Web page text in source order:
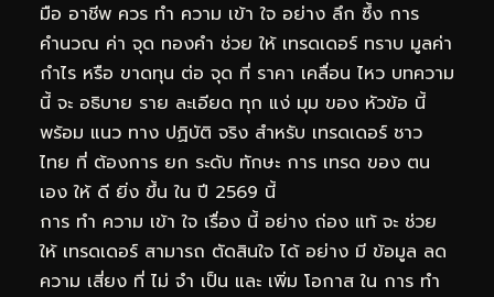
มือ อาชีพ ควร ทำ ความ เข้า ใจ อย่าง ลึก ซึ้ง การ
คำนวณ ค่า จุด ทองคำ ช่วย ให้ เทรดเดอร์ ทราบ มูลค่า
กำไร หรือ ขาดทุน ต่อ จุด ที่ ราคา เคลื่อน ไหว บทความ
นี้ จะ อธิบาย ราย ละเอียด ทุก แง่ มุม ของ หัวข้อ นี้
พร้อม แนว ทาง ปฏิบัติ จริง สำหรับ เทรดเดอร์ ชาว
ไทย ที่ ต้องการ ยก ระดับ ทักษะ การ เทรด ของ ตน
เอง ให้ ดี ยิ่ง ขึ้น ใน ปี 2569 นี้
การ ทำ ความ เข้า ใจ เรื่อง นี้ อย่าง ถ่อง แท้ จะ ช่วย
ให้ เทรดเดอร์ สามารถ ตัดสินใจ ได้ อย่าง มี ข้อมูล ลด
ความ เสี่ยง ที่ ไม่ จำ เป็น และ เพิ่ม โอกาส ใน การ ทำ